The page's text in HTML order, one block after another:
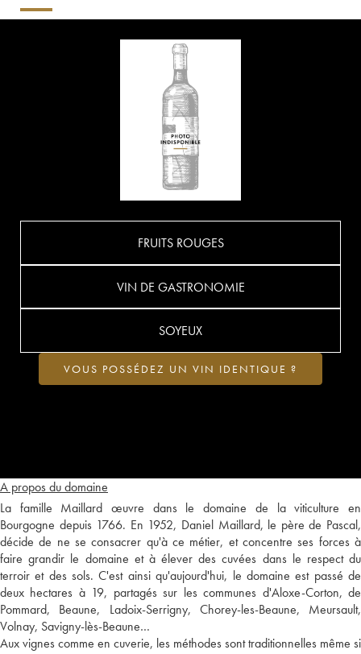
A propos du domaine
La famille Maillard œuvre dans le domaine de la viticulture en
Bourgogne depuis 1766. En 1952, Daniel Maillard, le père de Pascal,
décide de ne se consacrer qu'à ce métier, et concentre ses forces à
faire grandir le domaine et à élever des cuvées dans le respect du
terroir et des sols. C'est ainsi qu'aujourd'hui, le domaine est passé de
deux hectares à 19, partagés sur les communes d'Aloxe-Corton, de
Pommard, Beaune, Ladoix-Serrigny, Chorey-les-Beaune, Meursault,
Volnay, Savigny-lès-Beaune…
Aux vignes comme en cuverie, les méthodes sont traditionnelles même si
FRUITS ROUGES
VIN DE GASTRONOMIE
SOYEUX
VOUS POSSÉDEZ UN VIN IDENTIQUE ?